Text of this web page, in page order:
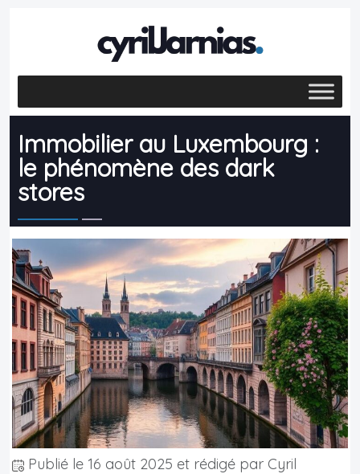
Immobilier au Luxembourg :
le phénomène des dark
stores
Publié le 16 août 2025 et rédigé par Cyril